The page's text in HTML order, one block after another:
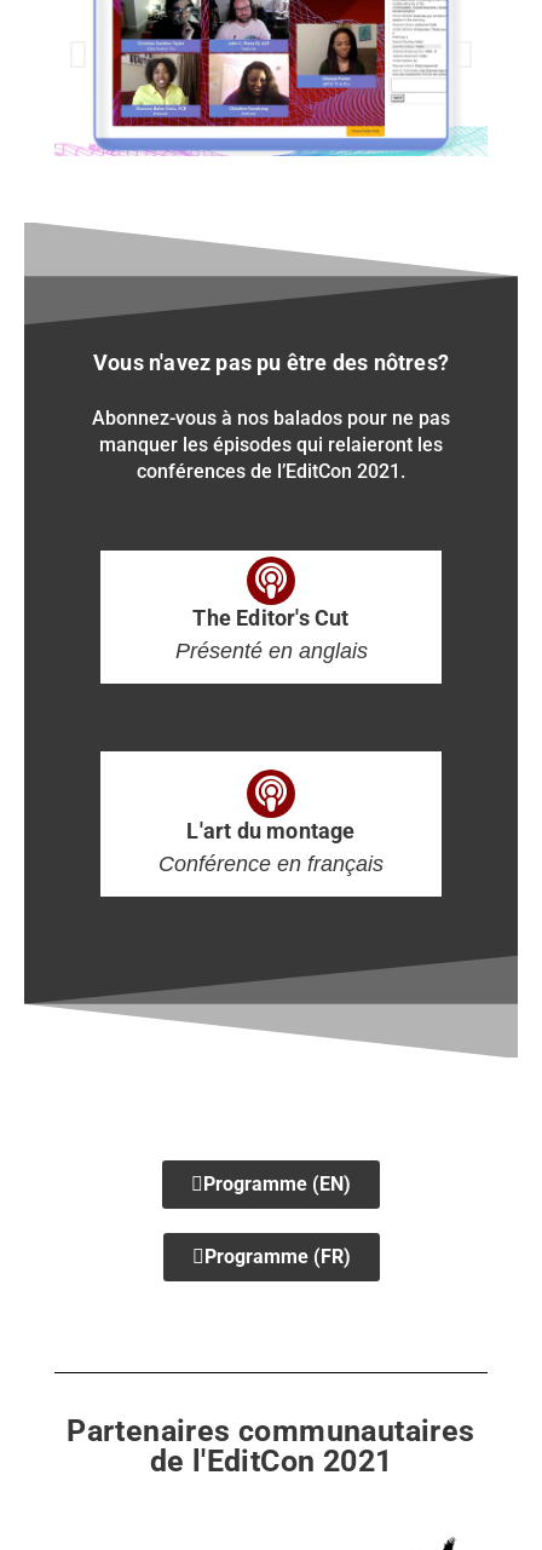
Vous n'avez pas pu être des nôtres?
Abonnez-vous à nos balados pour ne pas
manquer les épisodes qui relaieront les
conférences de l’EditCon 2021.
The Editor's Cut
Présenté en anglais
L'art du montage
Conférence en français
Programme (EN)
Programme (FR)
Partenaires communautaires
de l'EditCon 2021